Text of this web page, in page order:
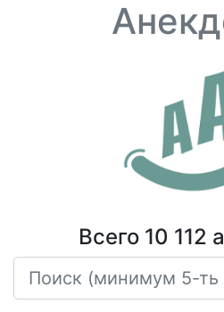
Всего 10 112